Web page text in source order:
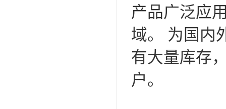
产品广泛应
域。 为国内
有大量库存
户。